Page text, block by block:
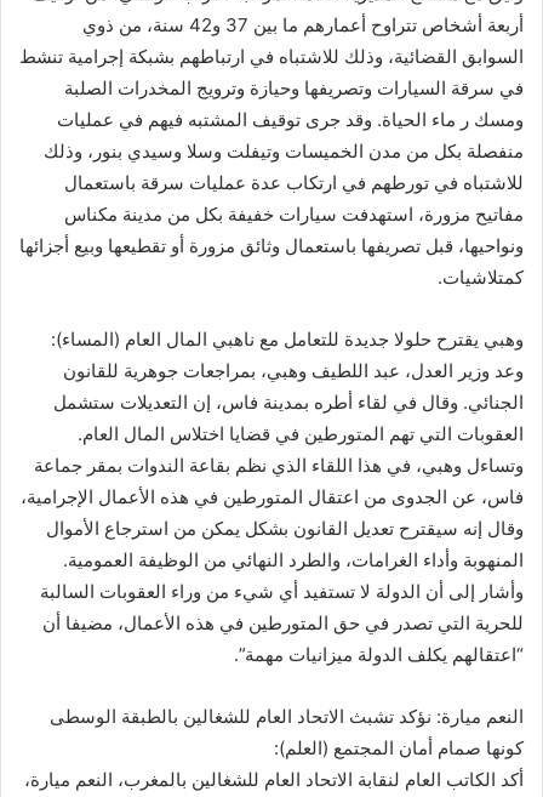
أربعة أشخاص تتراوح أعمارهم ما بين 37 و42 سنة، من ذوي
السوابق القضائية، وذلك للاشتباه في ارتباطهم بشبكة إجرامية تنشط
في سرقة السيارات وتصريفها وحيازة وترويج المخدرات الصلبة
ومسك ر ماء الحياة. وقد جرى توقيف المشتبه فيهم في عمليات
منفصلة بكل من مدن الخميسات وتيفلت وسلا وسيدي بنور، وذلك
للاشتباه في تورطهم في ارتكاب عدة عمليات سرقة باستعمال
مفاتيح مزورة، استهدفت سيارات خفيفة بكل من مدينة مكناس
ونواحيها، قبل تصريفها باستعمال وثائق مزورة أو تقطيعها وبيع أجزائها
كمتلاشيات.
وهبي يقترح حلولا جديدة للتعامل مع ناهبي المال العام (المساء):
وعد وزير العدل، عبد اللطيف وهبي، بمراجعات جوهرية للقانون
الجنائي. وقال في لقاء أطره بمدينة فاس، إن التعديلات ستشمل
العقوبات التي تهم المتورطين في قضايا اختلاس المال العام.
وتساءل وهبي، في هذا اللقاء الذي نظم بقاعة الندوات بمقر جماعة
فاس، عن الجدوى من اعتقال المتورطين في هذه الأعمال الإجرامية،
وقال إنه سيقترح تعديل القانون بشكل يمكن من استرجاع الأموال
المنهوبة وأداء الغرامات، والطرد النهائي من الوظيفة العمومية.
وأشار إلى أن الدولة لا تستفيد أي شيء من وراء العقوبات السالبة
للحرية التي تصدر في حق المتورطين في هذه الأعمال، مضيفا أن
“اعتقالهم يكلف الدولة ميزانيات مهمة”.
النعم ميارة: نؤكد تشبث الاتحاد العام للشغالين بالطبقة الوسطى
كونها صمام أمان المجتمع (العلم):
أكد الكاتب العام لنقابة الاتحاد العام للشغالين بالمغرب، النعم ميارة،